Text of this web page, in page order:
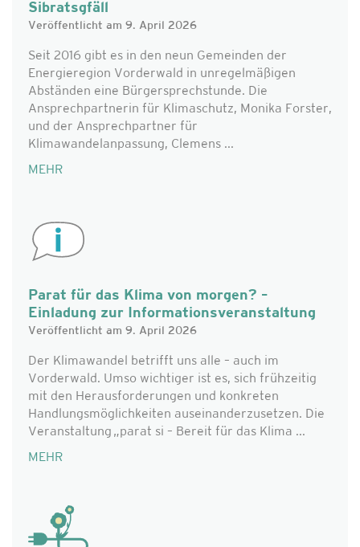
Sibratsgfäll
Veröffentlicht am 9. April 2026
Seit 2016 gibt es in den neun Gemeinden der
Energieregion Vorderwald in unregelmäßigen
Abständen eine Bürgersprechstunde. Die
Ansprechpartnerin für Klimaschutz, Monika Forster,
und der Ansprechpartner für
Klimawandelanpassung, Clemens ...
MEHR
Parat für das Klima von morgen? –
Einladung zur Informationsveranstaltung
Veröffentlicht am 9. April 2026
Der Klimawandel betrifft uns alle – auch im
Vorderwald. Umso wichtiger ist es, sich frühzeitig
mit den Herausforderungen und konkreten
Handlungsmöglichkeiten auseinanderzusetzen. Die
Veranstaltung „parat si – Bereit für das Klima ...
MEHR